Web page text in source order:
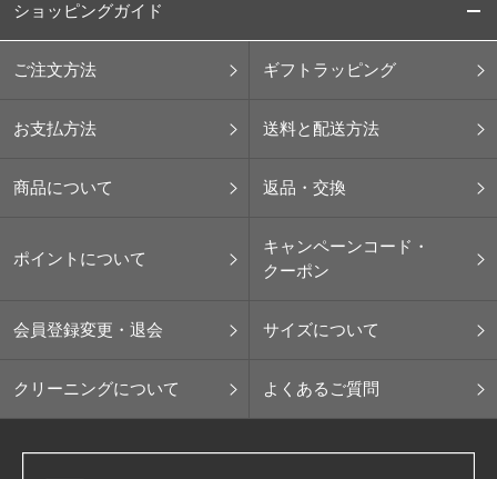
ショッピングガイド
ご注文方法 ギフトラッピング
お支払方法 送料と配送方法
商品について 返品・交換
ポイントについて
キャンペーンコード・
クーポン
会員登録変更・退会 サイズについて
クリーニングについて よくあるご質問